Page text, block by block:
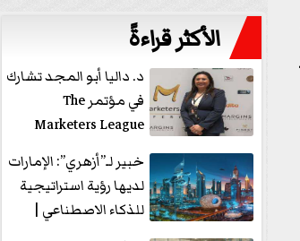
الأكثر قراءةً
د. داليا أبو المجد تشارك
في مؤتمر The
Marketers League
وتدير جلسة...
خبير لـ”أزهري”: الإمارات
لديها رؤية استراتيجية
للذكاء الاصطناعي |